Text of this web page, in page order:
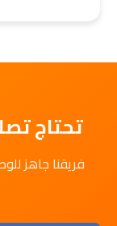
تحتاج
فريقنا جاهز